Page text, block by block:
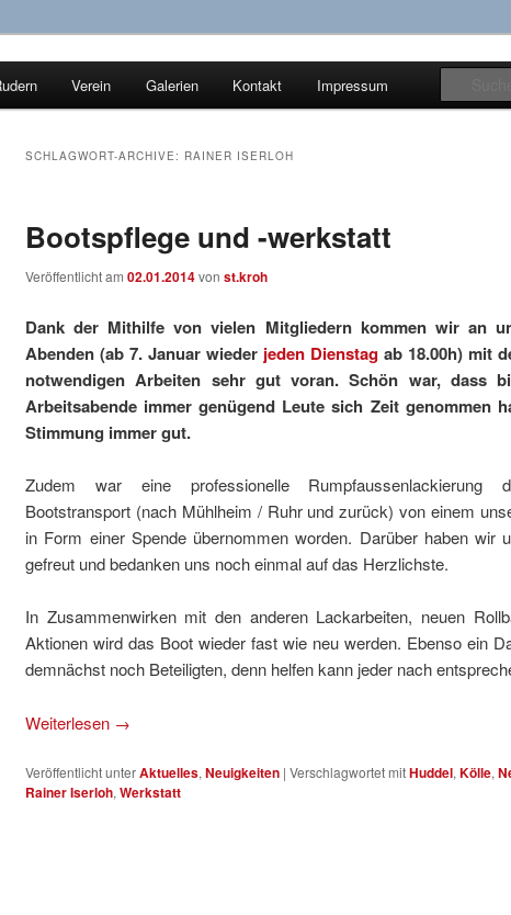
e.V.
Verein Galerien Kontakt Impressum
SCHLAGWORT-ARCHIVE: RAINER ISERLOH
Bootspflege und -werkstatt
Veröffentlicht am 02.01.2014von st.kroh
Dank der Mithilfe von vielen Mitgliedern kommen wir an
Abenden (ab 7. Januar wieder jeden Dienstag ab 18.00h) mit
notwendigen Arbeiten sehr gut voran. Schön war, dass
Arbeitsabende immer genügend Leute sich Zeit genommen
Stimmung immer gut.
Zudem war eine professionelle
Bootstransport (nach Mühlheim / Ruhr und zurück) von einem
in Form einer Spende übernommen worden. Darüber haben wir
gefreut und bedanken uns noch einmal auf das Herzlichste.
In Zusammenwirken mit den anderen Lackarbeiten, neuen
Aktionen wird das Boot wieder fast wie neu werden. Ebenso ein
demnächst noch Beteiligten, denn helfen kann jeder nach
Weiterlesen →
Veröffentlicht unterAktuelles, Neuigkeiten | Verschlagwortet mitHuddel, Kölle,
Rainer Iserloh, Werkstatt